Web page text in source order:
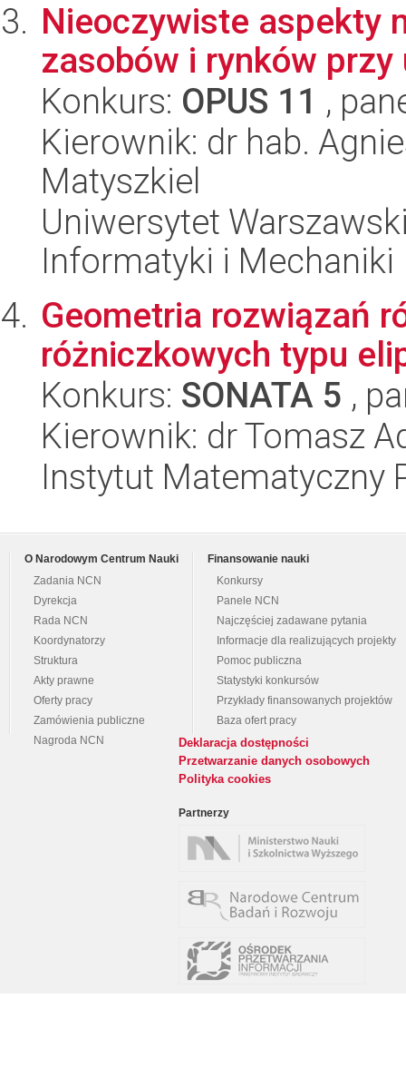
Nieoczywiste aspekty
zasobów i rynków
Konkurs: OPUS 11 ,
Kierownik: dr hab.
Matyszkiel
Uniwersytet
Informatyki i Mechaniki
Geometria rozwiązań
różniczkowych typu
Konkurs: SONATA 5 ,
Kierownik: dr Tomasz
Instytut Matematyczny
O Narodowym Centrum Nauki
Zadania NCN
Dyrekcja
Rada NCN
Koordynatorzy
Struktura
Akty prawne
Oferty pracy
Zamówienia publiczne
Nagroda NCN
Finansowanie nauki
Konkursy
Panele NCN
Najczęściej zadawane pytania
Informacje dla realizujących projekty
Pomoc publiczna
Statystyki konkursów
Przykłady finansowanych projektów
Baza ofert pracy
Deklaracja dostępności
Przetwarzanie danych osobowych
Polityka cookies
Partnerzy